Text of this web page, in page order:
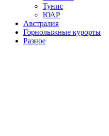
Тунис
ЮАР
Австралия
Горнолыжные курорты
Разное